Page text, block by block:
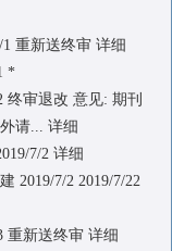
重新送终审 详细
*
终审退改 意见: 期刊
请... 详细
7/2 详细
2019/7/2 2019/7/22
重新送终审 详细